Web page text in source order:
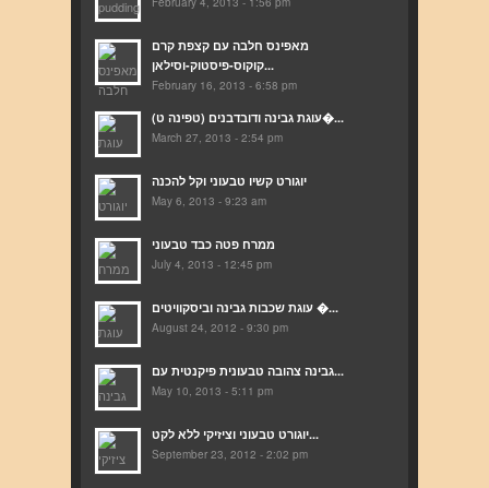
מאפינס חלבה עם קצפת קרם
קוקוס-פיסטוק-וסילאן...
February 16, 2013 - 6:58 pm
(עוגת גבינה ודובדבנים (טפינה ט�...
March 27, 2013 - 2:54 pm
יוגורט קשיו טבעוני וקל להכנה
May 6, 2013 - 9:23 am
ממרח פטה כבד טבעוני
July 4, 2013 - 12:45 pm
עוגת שכבות גבינה וביסקוויטים �...
August 24, 2012 - 9:30 pm
גבינה צהובה טבעונית פיקנטית עם...
May 10, 2013 - 5:11 pm
יוגורט טבעוני וציזיקי ללא לקט...
September 23, 2012 - 2:02 pm